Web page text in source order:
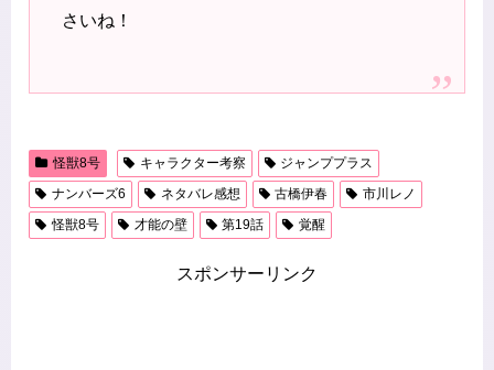
さいね！
怪獣8号 キャラクター考察
ジャンププラス
ナンバーズ6
ネタバレ感想 古橋伊春
市川レノ
怪獣8号
才能の壁 第19話 覚醒
スポンサーリンク